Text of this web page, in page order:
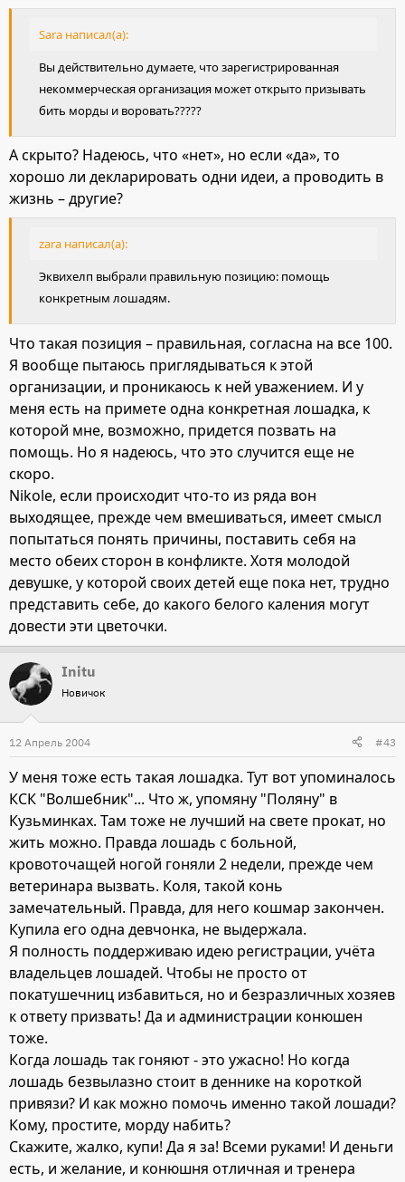
Sara написал(а):
Вы действительно думаете, что зарегистрированная
некоммерческая организация может открыто призывать
бить морды и воровать?????
А скрыто? Надеюсь, что «нет», но если «да», то
хорошо ли декларировать одни идеи, а проводить в
жизнь – другие?
zara написал(а):
Эквихелп выбрали правильную позицию: помощь
конкретным лошадям.
Что такая позиция – правильная, согласна на все 100.
Я вообще пытаюсь приглядываться к этой
организации, и проникаюсь к ней уважением. И у
меня есть на примете одна конкретная лошадка, к
которой мне, возможно, придется позвать на
помощь. Но я надеюсь, что это случится еще не
скоро.
Nikole, если происходит что-то из ряда вон
выходящее, прежде чем вмешиваться, имеет смысл
попытаться понять причины, поставить себя на
место обеих сторон в конфликте. Хотя молодой
девушке, у которой своих детей еще пока нет, трудно
представить себе, до какого белого каления могут
довести эти цветочки.
Initu
Новичок
12 Апрель 2004 #43
У меня тоже есть такая лошадка. Тут вот упоминалось
КСК "Волшебник"... Что ж, упомяну "Поляну" в
Кузьминках. Там тоже не лучший на свете прокат, но
жить можно. Правда лошадь с больной,
кровоточащей ногой гоняли 2 недели, прежде чем
ветеринара вызвать. Коля, такой конь
замечательный. Правда, для него кошмар закончен.
Купила его одна девчонка, не выдержала.
Я полность поддерживаю идею регистрации, учёта
владельцев лошадей. Чтобы не просто от
покатушечниц избавиться, но и безразличных хозяев
к ответу призвать! Да и администрации конюшен
тоже.
Когда лошадь так гоняют - это ужасно! Но когда
лошадь безвылазно стоит в деннике на короткой
привязи? И как можно помочь именно такой лошади?
Кому, простите, морду набить?
Скажите, жалко, купи! Да я за! Всеми руками! И деньги
есть, и желание, и конюшня отличная и тренера